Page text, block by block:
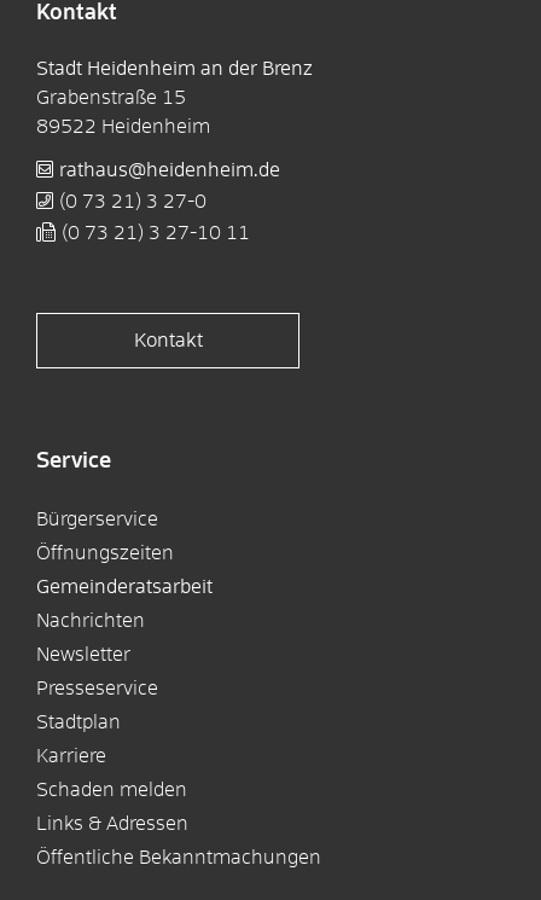
Kontakt
Stadt Heidenheim an der Brenz
Grabenstraße 15
89522 Heidenheim
rathaus@heidenheim.de
(0 73 21) 3 27-0
(0 73 21) 3 27-10 11
Kontakt
Service
Bürgerservice
Öffnungszeiten
Gemeinderatsarbeit
Nachrichten
Newsletter
Presseservice
Stadtplan
Karriere
Schaden melden
Links & Adressen
Öffentliche Bekanntmachungen